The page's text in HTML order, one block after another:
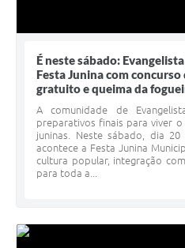
É neste sábado:
Festa Junina com
gratuito e queima da
A comunidade de
preparativos finais para viver
juninas. Neste sábado, dia
acontece a Festa Junina
cultura popular, integração
para toda a...